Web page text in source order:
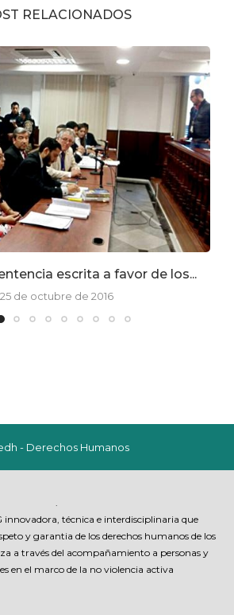
RELACIONADOS
escrita a favor de los...
25 de octubre de 2016
- Derechos Humanos
.
innovadora, técnica e interdisciplinaria que
y garantia de los derechos humanos de los
a través del acompañamiento a personas y
en el marco de la no violencia activa